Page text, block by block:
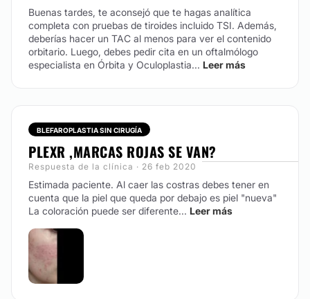
Buenas tardes, te aconsejó que te hagas analítica
completa con pruebas de tiroides incluido TSI. Además,
deberías hacer un TAC al menos para ver el contenido
orbitario. Luego, debes pedir cita en un oftalmólogo
especialista en Órbita y Oculoplastia... Leer más
BLEFAROPLASTIA SIN CIRUGÍA
PLEXR ,MARCAS ROJAS SE VAN?
Respuesta de la clínica · 26 feb 2020
Estimada paciente. Al caer las costras debes tener en
cuenta que la piel que queda por debajo es piel "nueva"
La coloración puede ser diferente... Leer más